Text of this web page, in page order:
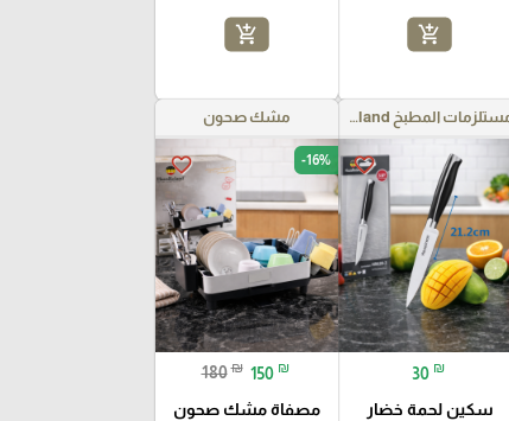
add_shopping_cart
add_shopping_cart
مستلزمات المطبخ Haus Roland
favorite_border
30 ₪
سكين لحمة خضار
مشك صحون
favorite_border -16%
180 ₪ 150 ₪
مصفاة مشك صحون